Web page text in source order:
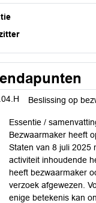
Beslissing op
Essentie /
Bezwaarmaker heeft
Staten van 8 juli 2025
activiteit inhoudende
heeft bezwaarmaker
verzoek afgewezen.
enige betekenis kan